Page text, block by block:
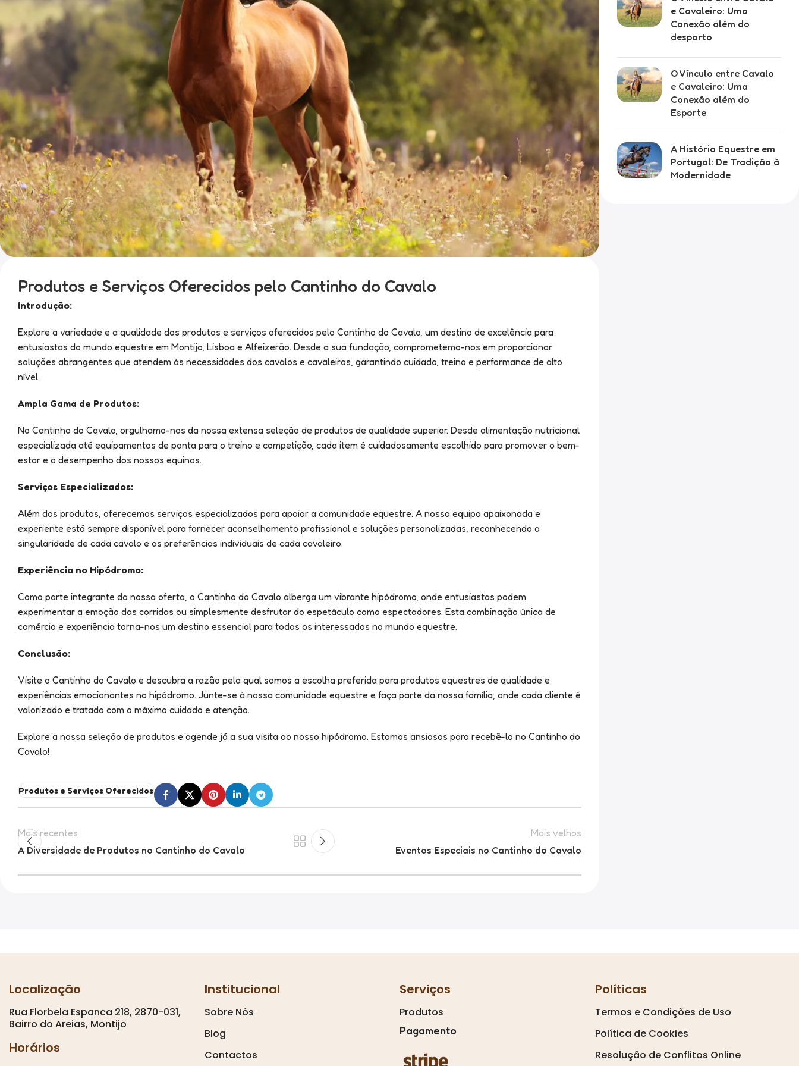
Produtos e Serviços Oferecidos pelo Cantinho do Cavalo
Introdução:
Explore a variedade e a qualidade dos produtos e serviços oferecidos pelo Cantinho do Cavalo, um destino de excelência para
entusiastas do mundo equestre em Montijo, Lisboa e Alfeizerão. Desde a sua fundação, comprometemo-nos em proporcionar
soluções abrangentes que atendem às necessidades dos cavalos e cavaleiros, garantindo cuidado, treino e performance de alto
nível.
Ampla Gama de Produtos:
No Cantinho do Cavalo, orgulhamo-nos da nossa extensa seleção de produtos de qualidade superior. Desde alimentação nutricional
especializada até equipamentos de ponta para o treino e competição, cada item é cuidadosamente escolhido para promover o bem-
estar e o desempenho dos nossos equinos.
Serviços Especializados:
Além dos produtos, oferecemos serviços especializados para apoiar a comunidade equestre. A nossa equipa apaixonada e
experiente está sempre disponível para fornecer aconselhamento profissional e soluções personalizadas, reconhecendo a
singularidade de cada cavalo e as preferências individuais de cada cavaleiro.
Experiência no Hipódromo:
Como parte integrante da nossa oferta, o Cantinho do Cavalo alberga um vibrante hipódromo, onde entusiastas podem
experimentar a emoção das corridas ou simplesmente desfrutar do espetáculo como espectadores. Esta combinação única de
comércio e experiência torna-nos um destino essencial para todos os interessados no mundo equestre.
Conclusão:
Visite o Cantinho do Cavalo e descubra a razão pela qual somos a escolha preferida para produtos equestres de qualidade e
experiências emocionantes no hipódromo. Junte-se à nossa comunidade equestre e faça parte da nossa família, onde cada cliente é
valorizado e tratado com o máximo cuidado e atenção.
Explore a nossa seleção de produtos e agende já a sua visita ao nosso hipódromo. Estamos ansiosos para recebê-lo no Cantinho do
Cavalo!
Produtos e Serviços Oferecidos
Mais recentes
A Diversidade de Produtos no Cantinho do Cavalo
Mais velhos
Eventos Especiais no Cantinho do Cavalo
e Cavaleiro: Uma
Conexão além do
desporto
O Vínculo entre Cavalo
e Cavaleiro: Uma
Conexão além do
Esporte
A História Equestre em
Portugal: De Tradição à
Modernidade
Localização
Rua Florbela Espanca 218, 2870-031,
Bairro do Areias, Montijo
Horários
Institucional
Sobre Nós
Blog
Contactos
Serviços
Produtos
Pagamento
Políticas
Termos e Condições de Uso
Política de Cookies
Resolução de Conflitos Online